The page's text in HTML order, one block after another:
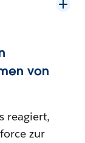
von
reagiert,
zur